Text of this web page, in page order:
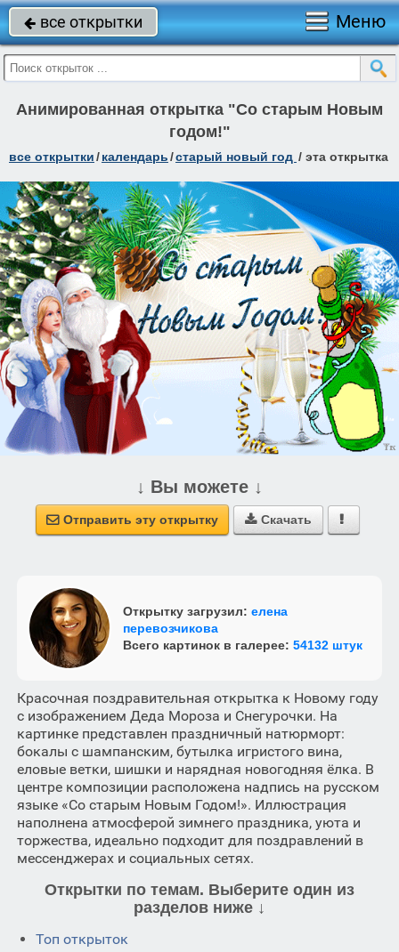
 все открытки Меню
Анимированная открытка "Со старым Новым
годом!"
все открытки/календарь/старый новый год / эта открытка
↓ Вы можете ↓
 Отправить эту открытку  Скачать 
Открытку загрузил: елена
перевозчикова
Всего картинок в галерее: 54132 штук
Красочная поздравительная открытка к Новому году
с изображением Деда Мороза и Снегурочки. На
картинке представлен праздничный натюрморт:
бокалы с шампанским, бутылка игристого вина,
еловые ветки, шишки и нарядная новогодняя ёлка. В
центре композиции расположена надпись на русском
языке «Со старым Новым Годом!». Иллюстрация
наполнена атмосферой зимнего праздника, уюта и
торжества, идеально подходит для поздравлений в
мессенджерах и социальных сетях.
Открытки по темам. Выберите один из
разделов ниже ↓
Топ открыток